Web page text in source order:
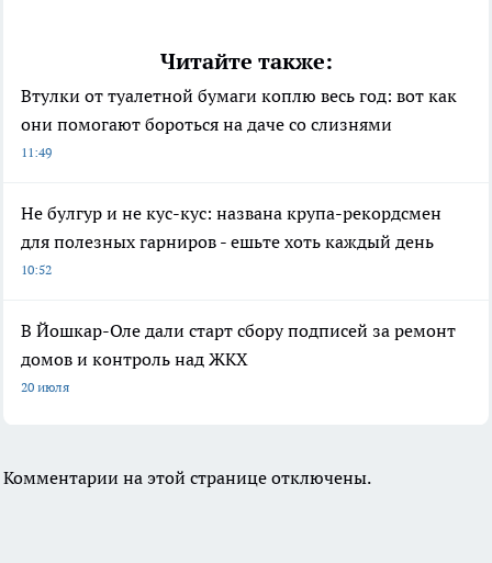
Читайте также:
Втулки от туалетной бумаги коплю весь год: вот как
они помогают бороться на даче со слизнями
11:49
Не булгур и не кус-кус: названа крупа-рекордсмен
для полезных гарниров - ешьте хоть каждый день
10:52
В Йошкар-Оле дали старт сбору подписей за ремонт
домов и контроль над ЖКХ
20 июля
Комментарии на этой странице отключены.